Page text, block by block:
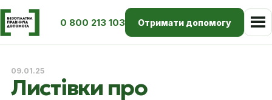
0 800 213 103 Отримати допомогу
09.01.25
Листівки про